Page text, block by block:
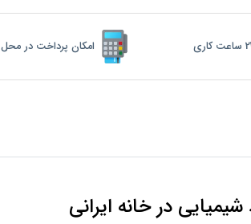
امکان پرداخت در محل